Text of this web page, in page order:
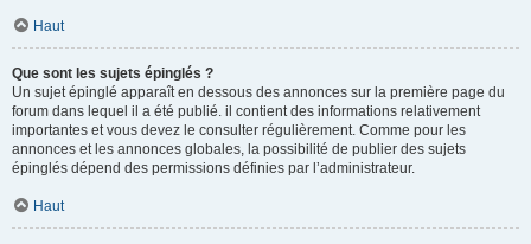
Haut
Que sont les sujets épinglés ?
Un sujet épinglé apparaît en dessous des annonces sur la première page du
forum dans lequel il a été publié. il contient des informations relativement
importantes et vous devez le consulter régulièrement. Comme pour les
annonces et les annonces globales, la possibilité de publier des sujets
épinglés dépend des permissions définies par l’administrateur.
Haut